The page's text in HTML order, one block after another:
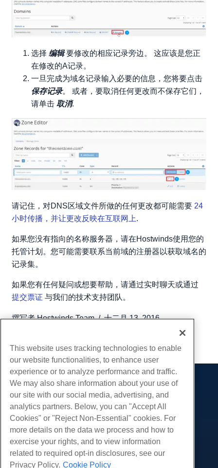
选择 编辑要修改的相应记录旁边。 这应该是您正
在修改的A记录。
一旦完成为域名记录输入必要的信息，您将要点击
保存记录。 或者，要取消任何更改而不保存它们，
请单击 取消.
请记住，对DNS区域文件所做的任何更改都可能需要 24
小时传播，并让更改反映在互联网上.
如果您没有指向的名称服务器，请在Hostwinds使用您的
托管计划。您可能需要联系当前域的注册器以获取域名的
记录集。
如果您有任何疑问或想要帮助，请通过实时聊天或通过
提交票证 与我们的技术支持团队。
撰写者 Hostwinds Team/十二月 13, 2016
产品展示
虚拟主机
企业主机
转销商托管
白标经销商
管理Linux VPS
服务
社区
产品资料
公司
关于我们
This website uses tracking technologies to enable
our website functionalities, to enhance user
experience or to analyze performance and traffic.
We may also share information about your use of
our site with our social media, advertising, and
analytics partners. Below, you can "Accept All
Cookies" or "Reject Non-Essential" cookies. For
more details on the data we process and how to
exercise your rights, and to view information
related to required opt-in disclosures, see our
Privacy Policy. Cookie Policy